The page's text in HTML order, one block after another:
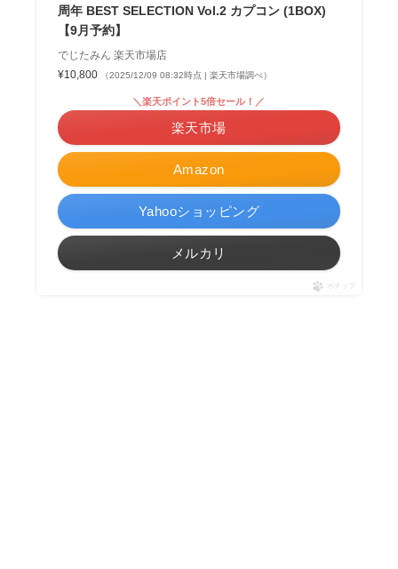
周年 BEST SELECTION Vol.2 カプコン (1BOX)
【9月予約】
でじたみん 楽天市場店
¥10,800
（2025/12/09 08:32時点 | 楽天市場調べ）
Amazon
＼楽天ポイント5倍セール！／
楽天市場
Yahooショッピング
メルカリ
ポチップ